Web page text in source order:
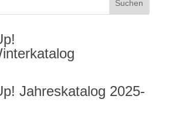
Jahreskatalog 2025-